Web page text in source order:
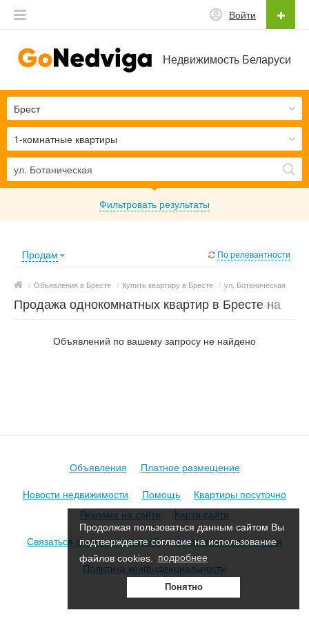
Продолжая пользоваться данным сайтом Вы
подтверждаете согласие на использование
файлов cookies.
подробнее
Понятно
Недвижимость Беларуси
Войти
1-комнатные квартиры
Брест
Фильтровать результаты
Продам По релевантности
/ Объявления в Бресте / Купить квартиру в Бресте / ул. Ботаническая
Продажа однокомнатных квартир в Бресте на
Объявлений по вашему запросу не найдено
Объявления
Платное размещение
Новости недвижимости
Помощь
Квартиры посуточно
Реклама на сайте
Карта сайта
Связаться с администрацией
Условия использования
Политика конфиденциальности